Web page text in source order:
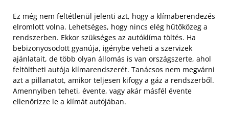
Ez még nem feltétlenül jelenti azt, hogy a klímaberendezés
elromlott volna. Lehetséges, hogy nincs elég hűtőközeg a
rendszerben. Ekkor szükséges az autóklíma töltés. Ha
bebizonyosodott gyanúja, igénybe veheti a szervizek
ajánlatait, de több olyan állomás is van országszerte, ahol
feltöltheti autója klímarendszerét. Tanácsos nem megvárni
azt a pillanatot, amikor teljesen kifogy a gáz a rendszerből.
Amennyiben teheti, évente, vagy akár másfél évente
ellenőrizze le a klímát autójában.